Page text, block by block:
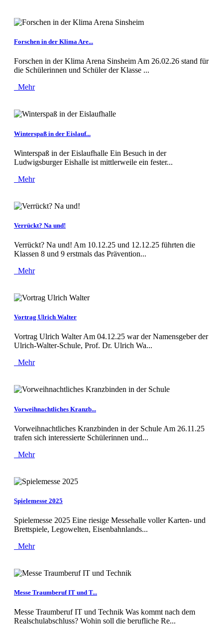
Forschen in der Klima Are...
Forschen in der Klima Arena Sinsheim Am 26.02.26 stand für
die Schülerinnen und Schüler der Klasse ...
Mehr
Winterspaß in der Eislauf...
Winterspaß in der Eislaufhalle Ein Besuch in der
Ludwigsburger Eishalle ist mittlerweile ein fester...
Mehr
Verrückt? Na und!
Verrückt? Na und! Am 10.12.25 und 12.12.25 führten die
Klassen 8 und 9 erstmals das Prävention...
Mehr
Vortrag Ulrich Walter
Vortrag Ulrich Walter Am 04.12.25 war der Namensgeber der
Ulrich-Walter-Schule, Prof. Dr. Ulrich Wa...
Mehr
Vorweihnachtliches Kranzb...
Vorweihnachtliches Kranzbinden in der Schule Am 26.11.25
trafen sich interessierte Schülerinnen und...
Mehr
Spielemesse 2025
Spielemesse 2025 Eine riesige Messehalle voller Karten- und
Brettspiele, Legowelten, Eisenbahnlands...
Mehr
Messe Traumberuf IT und T...
Messe Traumberuf IT und Technik Was kommt nach dem
Realschulabschluss? Wohin soll die berufliche Re...